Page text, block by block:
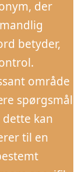
der
betyder,
område
spørgsmål
kan
til en